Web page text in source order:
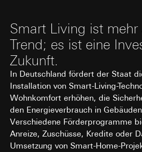
Smart Living ist mehr
Trend; es ist eine
Zukunft.
In Deutschland fördert der Staat
Installation von Smart-Living-
Wohnkomfort erhöhen, die
den Energieverbrauch in
Verschiedene Förderprogramme
Anreize, Zuschüsse, Kredite oder
Umsetzung von Smart-Home-
Uhrzeit des Besuchs auf der
Internetadresse oder URL der
Rechtsgrundlage und ggf.
Einsatz des Dienstes: § 25 Abs.
Folgeverarbeitung der
Abs. 1 lit. a DSGVO
Empfänger: Vimeo, LLC (USA)
Drittlandübermittlung:
Drittland: USA
Angemessenheitsbeschluss/
Standardvertragsklauseln,
Informationen zur Schaltung
Werbeanzeigen auf LinkedIn
Kategorien personenbezogener
und Browsereigenschaften, IP-
URL sowie Zeitstempel
Rechtsgrundlage und ggf.
Interessen:
Einsatz des Dienstes: § 25
Folgeverarbeitung der
Daten: Art. 6 Abs. 1 lit. a
Empfänger:
interne Abteilungen, soweit